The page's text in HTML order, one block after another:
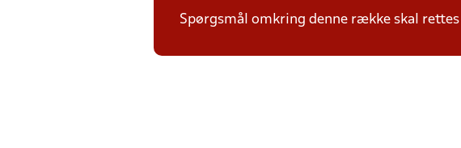
Spørgsmål omkring denne række skal